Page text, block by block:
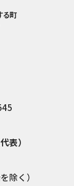
プページ
代表）
除く）